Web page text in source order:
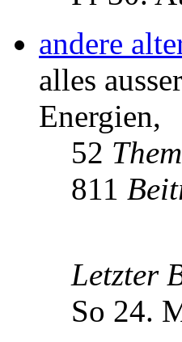
andere
alles
Energien,
52
811
Letzter
So 24.